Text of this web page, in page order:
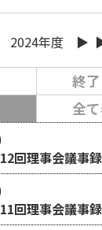
2024年度 ▶
終
全
回理事会議事録
回理事会議事録